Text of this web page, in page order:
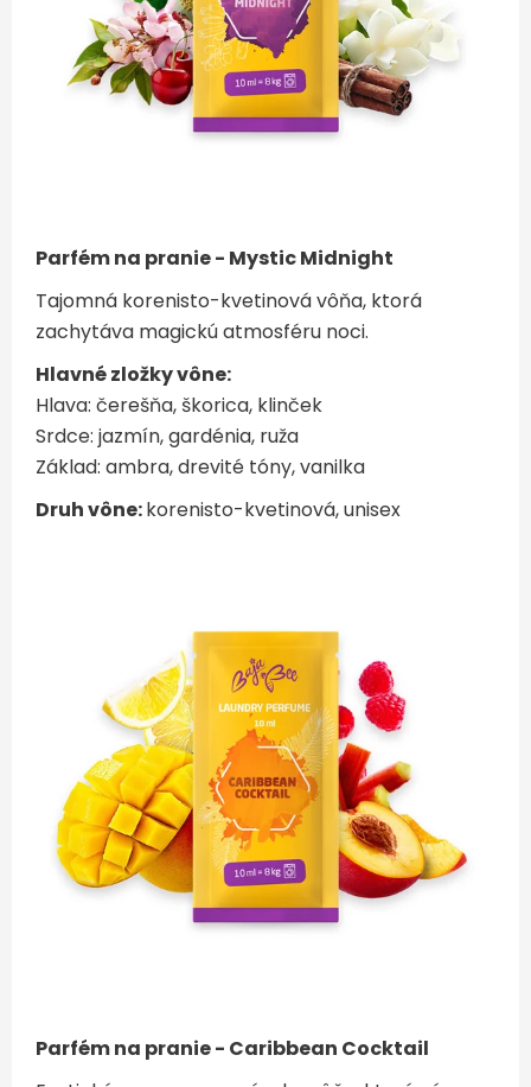
Parfém na pranie - Mystic Midnight
Tajomná korenisto-kvetinová vôňa, ktorá
zachytáva magickú atmosféru noci.
Hlavné zložky vône:
Hlava: čerešňa, škorica, klinček
Srdce: jazmín, gardénia, ruža
Základ: ambra, drevité tóny, vanilka
Druh vône:korenisto-kvetinová, unisex
Parfém na pranie - Caribbean Cocktail